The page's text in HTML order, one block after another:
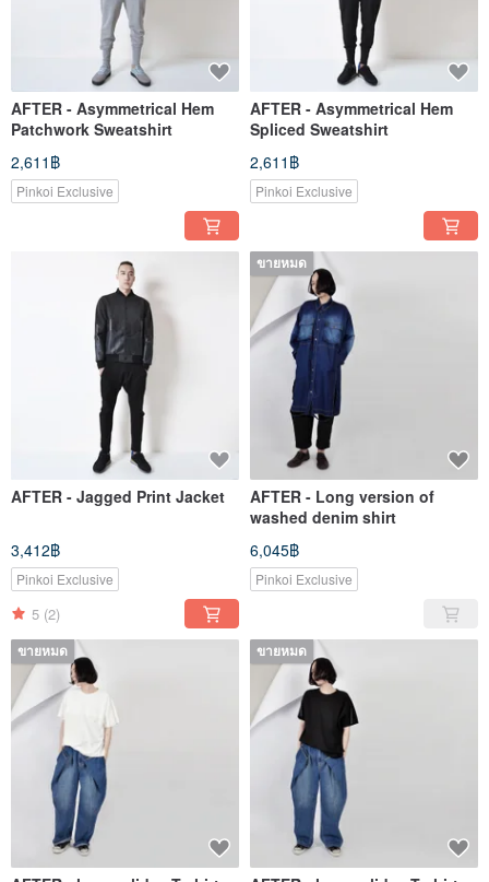
AFTER - Asymmetrical Hem
Patchwork Sweatshirt
2,611฿
Pinkoi Exclusive
AFTER - Asymmetrical Hem
Spliced Sweatshirt
2,611฿
Pinkoi Exclusive
AFTER - Jagged Print Jacket
3,412฿
Pinkoi Exclusive
5 (2)
ขายหมด
AFTER - Long version of
washed denim shirt
6,045฿
Pinkoi Exclusive
ขายหมด ขายหมด